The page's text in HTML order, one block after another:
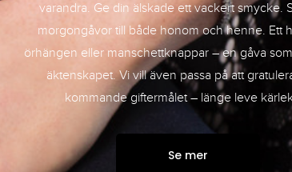
varandra. Ge din älskade ett vackert smycke.
morgongåvor till både honom och henne. Ett
örhängen eller manschettknappar – en gåva
äktenskapet. Vi vill även passa på att
kommande giftermålet – länge leve
Se mer